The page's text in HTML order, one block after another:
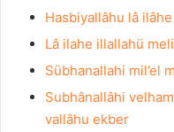
Hasbiyallâhu lâ
Lâ ilahe illallahü
Sübhanallahi mil’el
Subhânallâhi
vallâhu ekber